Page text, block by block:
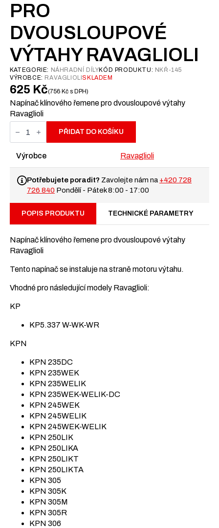
PRO
DVOUSLOUPOVÉ
VÝTAHY RAVAGLIOLI
KATEGORIE: NÁHRADNÍ DÍLYKÓD PRODUKTU: NKŘ-145
VÝROBCE: RAVAGLIOLI SKLADEM
625 Kč 756 Kč s DPH
Napínač klínového řemene pro dvousloupové výtahy
Ravaglioli
Napínač
klínového
řemene
dvousloupové
množství
PŘIDAT DO KOŠÍKU
Výrobce Ravaglioli
Potřebujete poradit? Zavolejte nám na +420 728
726 840 Pondělí - Pátek 8:00 - 17:00
POPIS PRODUKTU TECHNICKÉ PARAMETRY
Napínač klínového řemene pro dvousloupové výtahy
Ravaglioli
Tento napínač se instaluje na straně motoru výtahu.
Vhodné pro následující modely Ravaglioli:
KP
KP5.337 W-WK-WR
KPN
KPN 235DC
KPN 235WEK
KPN 235WELIK
KPN 235WEK-WELIK-DC
KPN 245WEK
KPN 245WELIK
KPN 245WEK-WELIK
KPN 250LIK
KPN 250LIKA
KPN 250LIKT
KPN 250LIKTA
KPN 305
KPN 305K
KPN 305M
KPN 305R
KPN 306